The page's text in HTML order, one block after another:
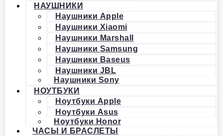
НАУШНИКИ
Наушники Apple
Наушники Xiaomi
Наушники Marshall
Наушники Samsung
Наушники Baseus
Наушники JBL
Наушники Sony
НОУТБУКИ
Ноутбуки Apple
Ноутбуки Asus
Ноутбуки Honor
ЧАСЫ И БРАСЛЕТЫ